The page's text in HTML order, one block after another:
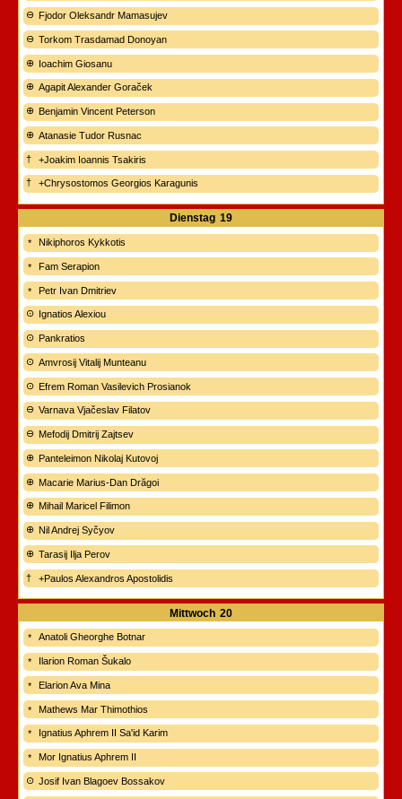
Fjodor Oleksandr Mamasujev
Torkom Trasdamad Donoyan
Ioachim Giosanu
Agapit Alexander Goraček
Benjamin Vincent Peterson
Atanasie Tudor Rusnac
+Joakim Ioannis Tsakiris
+Chrysostomos Georgios Karagunis
Dienstag 19
Nikiphoros Kykkotis
Fam Serapion
Petr Ivan Dmitriev
Ignatios Alexiou
Pankratios
Amvrosij Vitalij Munteanu
Efrem Roman Vasilevich Prosianok
Varnava Vjačeslav Filatov
Mefodij Dmitrij Zajtsev
Panteleimon Nikolaj Kutovoj
Macarie Marius-Dan Drăgoi
Mihail Maricel Filimon
Nil Andrej Syčyov
Tarasij Ilja Perov
+Paulos Alexandros Apostolidis
Mittwoch 20
Anatoli Gheorghe Botnar
Ilarion Roman Šukalo
Elarion Ava Mina
Mathews Mar Thimothios
Ignatius Aphrem II Sa'id Karim
Mor Ignatius Aphrem II
Josif Ivan Blagoev Bossakov